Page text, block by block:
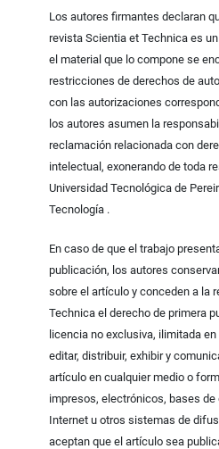
Los autores firmantes declaran
revista Scientia et Technica es
el material que lo compone se
restricciones de derechos de
con las autorizaciones
los autores asumen la
reclamación relacionada con
intelectual, exonerando de toda
Universidad Tecnológica de
Tecnología .
En caso de que el trabajo
publicación, los autores
sobre el artículo y conceden a la
Technica el derecho de primera
licencia no exclusiva, ilimitada
editar, distribuir, exhibir y
artículo en cualquier medio o
impresos, electrónicos, bases de
Internet u otros sistemas de
aceptan que el artículo sea